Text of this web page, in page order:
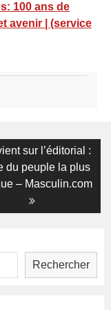
100 ans de
avenir | (service
sur l’éditorial :
du peuple la plus
– Masculin.com
Rechercher